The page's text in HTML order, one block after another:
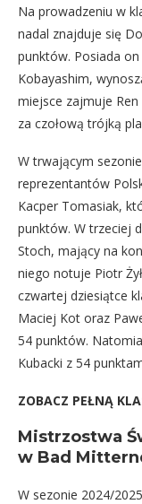
Na prowadzeniu w
nadal znajduje się
punktów. Posiada
Kobayashim,
miejsce zajmuje
za czołową trójką
W trwającym
reprezentantów
Kacper Tomasiak,
punktów. W trzeciej
Stoch, mający na
niego notuje Piotr
czwartej dziesiątce
Maciej Kot oraz
54 punktów.
Kubacki z 54
ZOBACZ PEŁNĄ
Mistrzostwa
w Bad
W sezonie 2024/